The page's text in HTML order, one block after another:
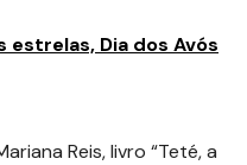
estrelas, Dia dos Avós
Reis, livro “Teté, a